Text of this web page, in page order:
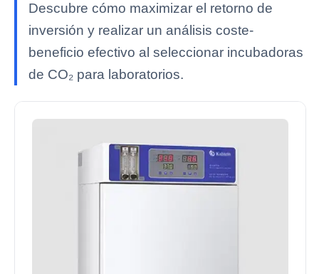
Descubre cómo maximizar el retorno de
inversión y realizar un análisis coste-
beneficio efectivo al seleccionar incubadoras
de CO₂ para laboratorios.